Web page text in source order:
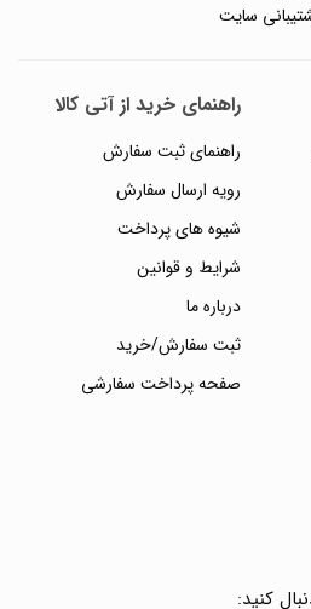
سایت
راهنمای خرید از آتی کالا
راهنمای ثبت سفارش
رویه ارسال سفارش
شیوه های پرداخت
شرایط و قوانین
درباره ما
ثبت سفارش/خرید
صفحه پرداخت سفارشی
کنید: